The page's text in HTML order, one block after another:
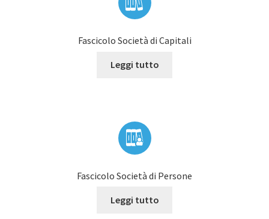
Fascicolo Società di Capitali
Leggi tutto
Fascicolo Società di Persone
Leggi tutto